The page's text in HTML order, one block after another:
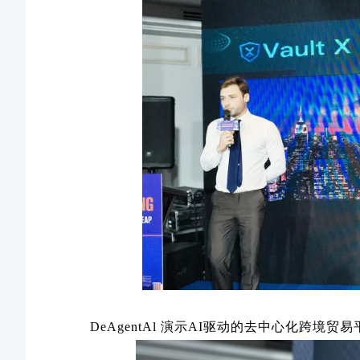
DeAgentAl 演示AI驱动的去中心化跨境贸易